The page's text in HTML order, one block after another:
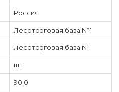
Россия
Лесоторговая база №1
Лесоторговая база №1
шт
90.0